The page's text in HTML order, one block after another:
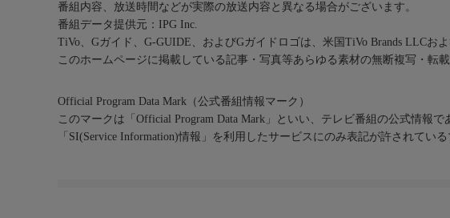
番組内容、放送時間などが実際の放送内容と異なる場合がございます。
番組データ提供元：IPG Inc.
TiVo、Gガイド、G-GUIDE、およびGガイドロゴは、米国TiVo Brands LLCお
このホームページに掲載している記事・写真等あらゆる素材の無断複写・転載
Official Program Data Mark（公式番組情報マーク）
このマークは「Official Program Data Mark」といい、テレビ番組の公式情報で
「SI(Service Information)情報」を利用したサービスにのみ表記が許されている